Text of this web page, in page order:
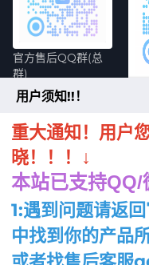
官方售后QQ群(总
群)
魔方财务主题模板
售后群
魔
插
用户须知!!！
重大通知！用户
晓！！！
↓
本站已支持QQ/
1:遇到问题请返
中找到你的产品